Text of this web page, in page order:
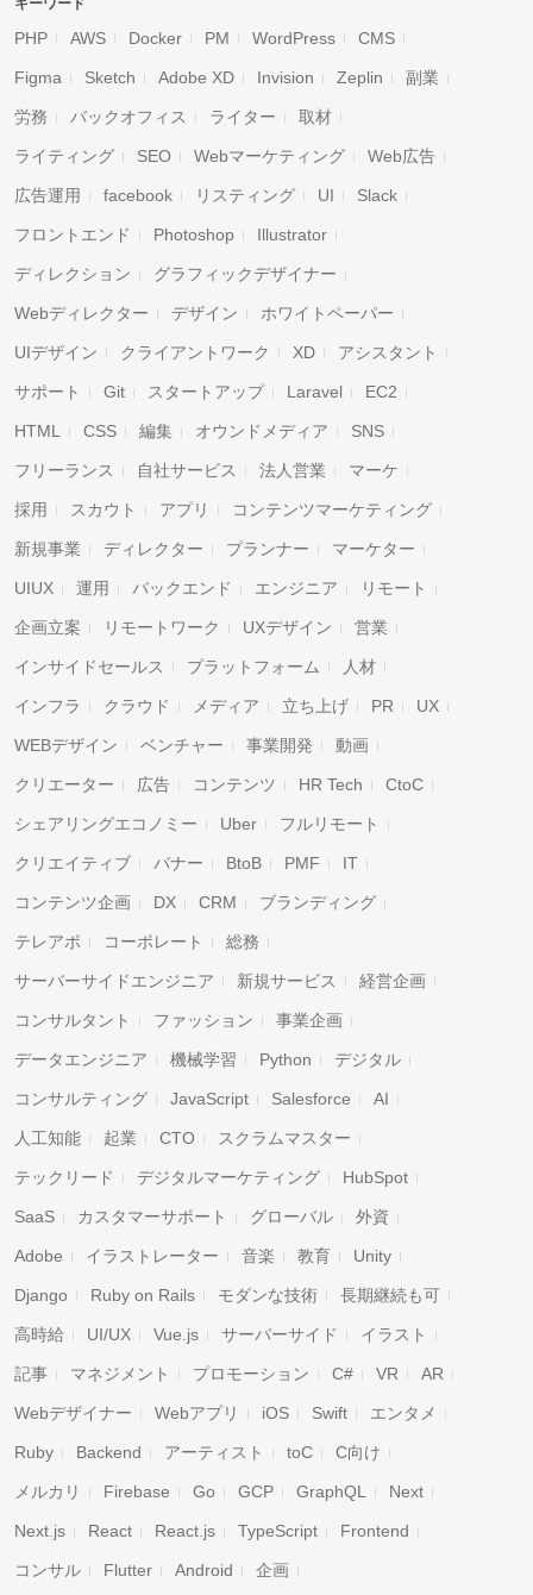
キーワード
PHP AWS Docker PM WordPress CMS
Figma Sketch Adobe XD Invision Zeplin 副業
労務 バックオフィス ライター 取材
ライティング SEO Webマーケティング Web広告
広告運用 facebook リスティング UI Slack
フロントエンド Photoshop Illustrator
ディレクション グラフィックデザイナー
Webディレクター デザイン ホワイトペーパー
UIデザイン クライアントワーク XD アシスタント
サポート Git スタートアップ Laravel EC2
HTML CSS 編集 オウンドメディア SNS
フリーランス 自社サービス 法人営業 マーケ
採用 スカウト アプリ コンテンツマーケティング
新規事業 ディレクター プランナー マーケター
UIUX 運用 バックエンド エンジニア リモート
企画立案 リモートワーク UXデザイン 営業
インサイドセールス プラットフォーム 人材
インフラ クラウド メディア 立ち上げ PR UX
WEBデザイン ベンチャー 事業開発 動画
クリエーター 広告 コンテンツ HR Tech CtoC
シェアリングエコノミー Uber フルリモート
クリエイティブ バナー BtoB PMF IT
コンテンツ企画 DX CRM ブランディング
テレアポ コーポレート 総務
サーバーサイドエンジニア 新規サービス 経営企画
コンサルタント ファッション 事業企画
データエンジニア 機械学習 Python デジタル
コンサルティング JavaScript Salesforce AI
人工知能 起業 CTO スクラムマスター
テックリード デジタルマーケティング HubSpot
SaaS カスタマーサポート グローバル 外資
Adobe イラストレーター 音楽 教育 Unity
Django Ruby on Rails モダンな技術 長期継続も可
高時給 UI/UX Vue.js サーバーサイド イラスト
記事 マネジメント プロモーション C# VR AR
Webデザイナー Webアプリ iOS Swift エンタメ
Ruby Backend アーティスト toC C向け
メルカリ Firebase Go GCP GraphQL Next
Next.js React React.js TypeScript Frontend
コンサル Flutter Android 企画